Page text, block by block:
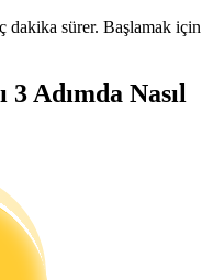
büyük veri analizi.
dakika sürer. Başlamak için
Adımda Nasıl